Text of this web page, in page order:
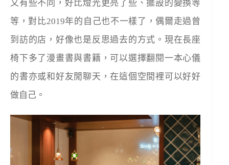
又有些不同，好比燈光更亮了些、擺設的變換等
等，對比2019年的自己也不一樣了，偶爾走過曾
到訪的店，好像也是反思過去的方式。現在長座
椅下多了漫畫書與書籍，可以選擇翻閱一本心儀
的書亦或和好友閒聊天，在這個空間裡可以好好
做自己。